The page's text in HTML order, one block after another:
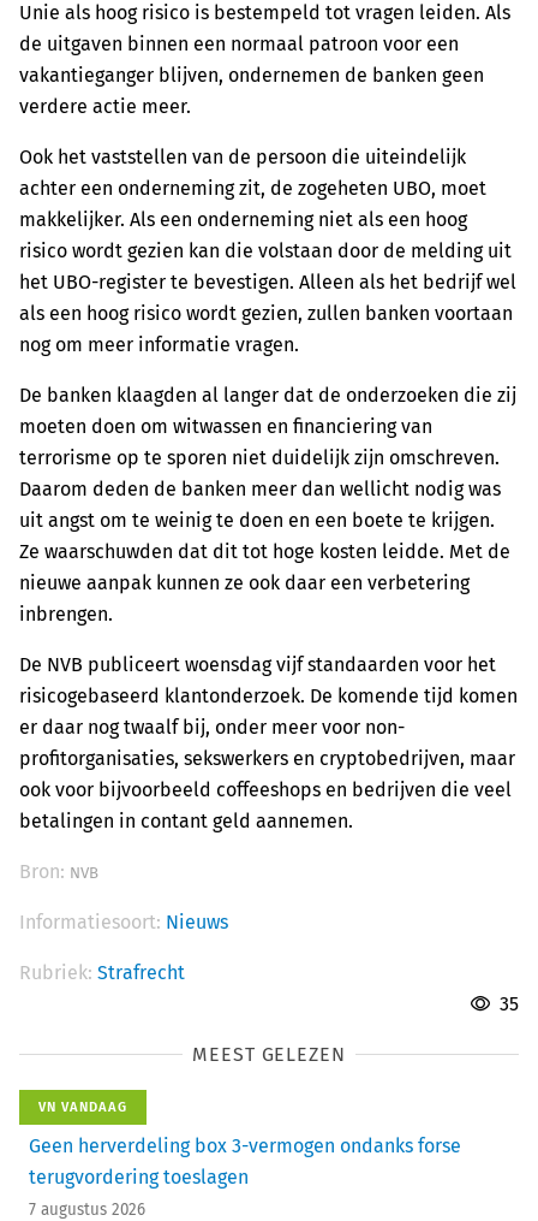
Unie als hoog risico is bestempeld tot vragen leiden. Als
de uitgaven binnen een normaal patroon voor een
vakantieganger blijven, ondernemen de banken geen
verdere actie meer.
Ook het vaststellen van de persoon die uiteindelijk
achter een onderneming zit, de zogeheten UBO, moet
makkelijker. Als een onderneming niet als een hoog
risico wordt gezien kan die volstaan door de melding uit
het UBO-register te bevestigen. Alleen als het bedrijf wel
als een hoog risico wordt gezien, zullen banken voortaan
nog om meer informatie vragen.
De banken klaagden al langer dat de onderzoeken die zij
moeten doen om witwassen en financiering van
terrorisme op te sporen niet duidelijk zijn omschreven.
Daarom deden de banken meer dan wellicht nodig was
uit angst om te weinig te doen en een boete te krijgen.
Ze waarschuwden dat dit tot hoge kosten leidde. Met de
nieuwe aanpak kunnen ze ook daar een verbetering
inbrengen.
De NVB publiceert woensdag vijf standaarden voor het
risicogebaseerd klantonderzoek. De komende tijd komen
er daar nog twaalf bij, onder meer voor non-
profitorganisaties, sekswerkers en cryptobedrijven, maar
ook voor bijvoorbeeld coffeeshops en bedrijven die veel
betalingen in contant geld aannemen.
Bron: NVB
Informatiesoort: Nieuws
Rubriek: Strafrecht
35
MEEST GELEZEN
VN VANDAAG
Geen herverdeling box 3-vermogen ondanks forse
terugvordering toeslagen
7 augustus 2026